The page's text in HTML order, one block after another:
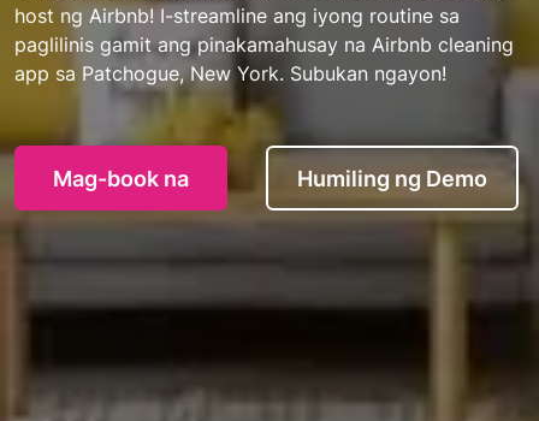
host ng Airbnb! I-streamline ang iyong routine sa
paglilinis gamit ang pinakamahusay na Airbnb cleaning
app sa Patchogue, New York. Subukan ngayon!
Mag-book na Humiling ng Demo